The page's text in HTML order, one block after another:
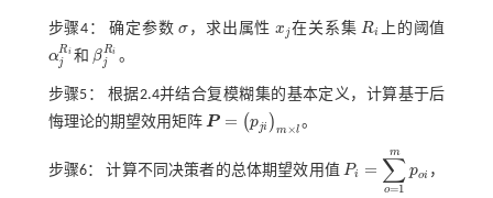
步骤4： 确定参数 σ
σ ，求出属性 x j
xj 在关系集 Ri
Ri 上的阈值
αRi
j
αjRi和 β Ri
j
βjRi 。
步骤5：
根据2.4并结合复模糊集的基本定义，计算基于后
悔理论的期望效用矩阵 P = (pji ) m×l
P= pjim×l 。
步骤6： 计算不同决策者的总体期望效用值 Pi = ∑
o=1
m
poi
Pi= ∑o 1 poi ，